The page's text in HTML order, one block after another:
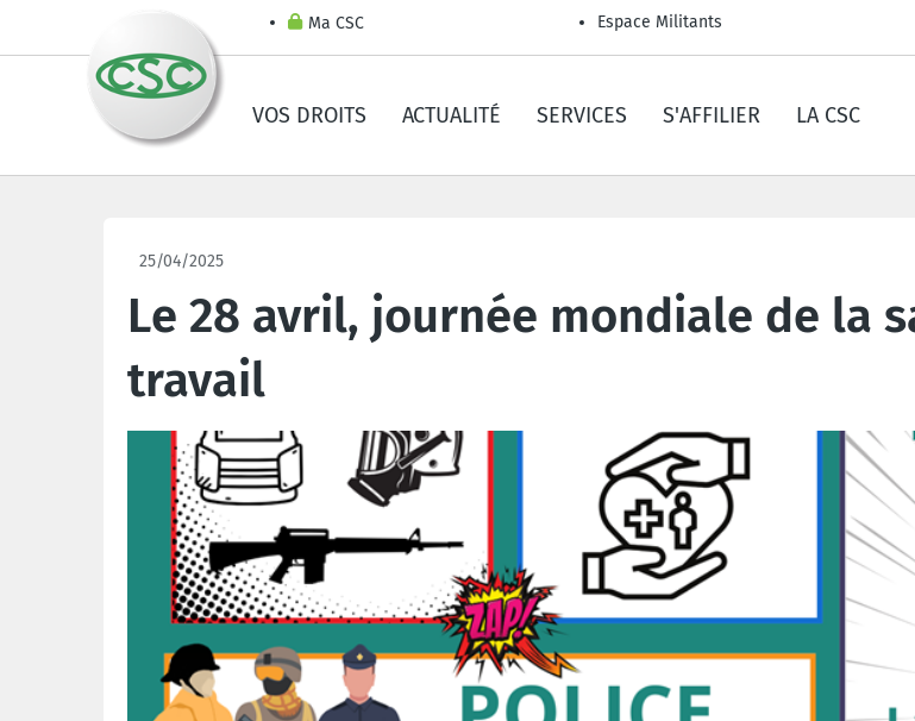
Ma CSC Espace Militants
VOS DROITS ACTUALITÉ SERVICES S'AFFILIER LA CSC
25/04/2025
Le 28 avril, journée mondiale de la
travail